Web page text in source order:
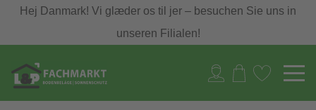
Hej Danmark! Vi glæder os til jer – besuchen Sie uns in
unseren Filialen!